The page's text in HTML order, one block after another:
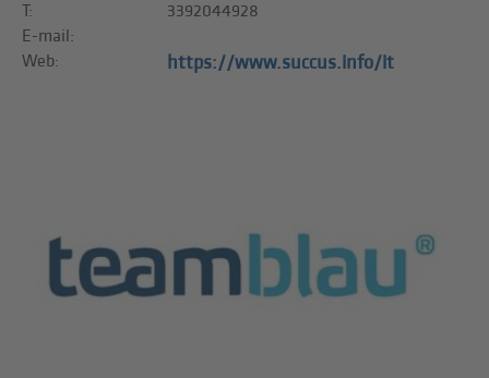
T:
3392044928
E-mail:
Web:
https://www.succus.info/it